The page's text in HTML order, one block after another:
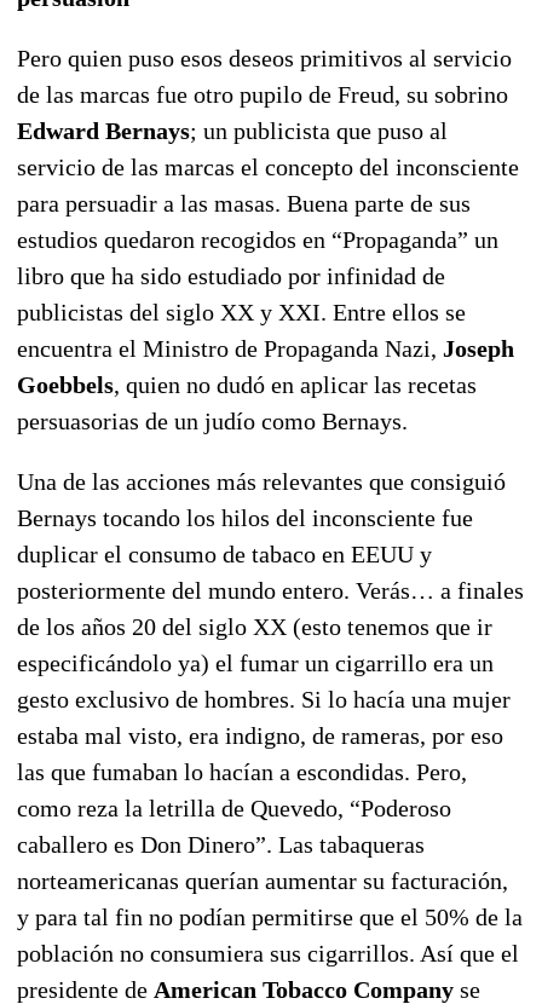
Pero quien puso esos deseos primitivos al servicio
de las marcas fue otro pupilo de Freud, su sobrino
Edward Bernays; un publicista que puso al
servicio de las marcas el concepto del inconsciente
para persuadir a las masas. Buena parte de sus
estudios quedaron recogidos en “Propaganda” un
libro que ha sido estudiado por infinidad de
publicistas del siglo XX y XXI. Entre ellos se
encuentra el Ministro de Propaganda Nazi, Joseph
Goebbels, quien no dudó en aplicar las recetas
persuasorias de un judío como Bernays.
Una de las acciones más relevantes que consiguió
Bernays tocando los hilos del inconsciente fue
duplicar el consumo de tabaco en EEUU y
posteriormente del mundo entero. Verás… a finales
de los años 20 del siglo XX (esto tenemos que ir
especificándolo ya) el fumar un cigarrillo era un
gesto exclusivo de hombres. Si lo hacía una mujer
estaba mal visto, era indigno, de rameras, por eso
las que fumaban lo hacían a escondidas. Pero,
como reza la letrilla de Quevedo, “Poderoso
caballero es Don Dinero”. Las tabaqueras
norteamericanas querían aumentar su facturación,
y para tal fin no podían permitirse que el 50% de la
población no consumiera sus cigarrillos. Así que el
presidente de American Tobacco Company se